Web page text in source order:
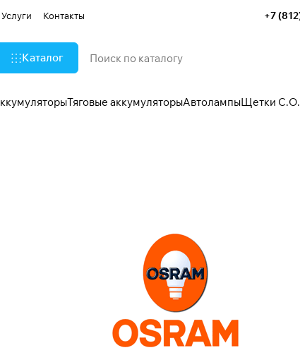
Услуги Контакты +7
Каталог
Тяговые аккумуляторыАвтолампыЩетки С.О.